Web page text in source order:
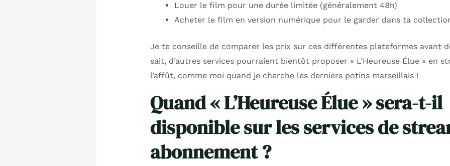
Louer le film pour une durée limitée (généralement 48h)
Acheter le film en version numérique pour le garder dans ta
Je te conseille de comparer les prix sur ces différentes plateformes avant
sait, d’autres services pourraient bientôt proposer « L’Heureuse Élue » en
l’affût, comme moi quand je cherche les derniers potins marseillais !
Quand « L’Heureuse Élue » sera-t-il
disponible sur les services de
abonnement ?